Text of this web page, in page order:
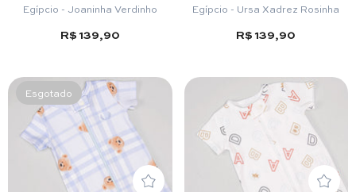
Egípcio - Joaninha Verdinho
R$ 139,90
Egípcio - Ursa Xadrez Rosinha
R$ 139,90
Esgotado